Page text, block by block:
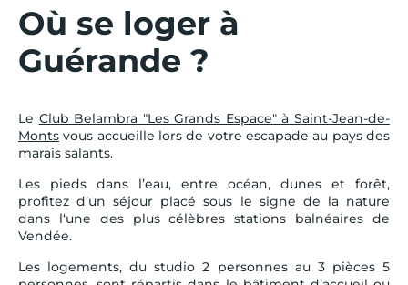
Où se loger à
Guérande ?
Le Club Belambra "Les Grands Espace" à Saint-Jean-de-
Monts vous accueille lors de votre escapade au pays des
marais salants.
Les pieds dans l’eau, entre océan, dunes et forêt,
profitez d’un séjour placé sous le signe de la nature
dans l‘une des plus célèbres stations balnéaires de
Vendée.
Les logements, du studio 2 personnes au 3 pièces 5